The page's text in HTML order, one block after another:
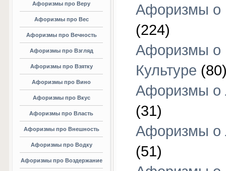
Афоризмы про Веру
Афоризмы про Вес
Афоризмы про Вечность
Афоризмы про Взгляд
Афоризмы про Взятку
Афоризмы про Вино
Афоризмы про Вкус
Афоризмы про Власть
Афоризмы про Внешность
Афоризмы про Водку
Афоризмы про Воздержание
Афоризмы о
(224)
Афоризмы о
Культуре
Афоризмы о
(31)
Афоризмы о
(51)